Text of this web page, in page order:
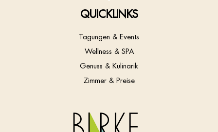
QUICKLINKS
Tagungen & Events
Wellness & SPA
Genuss & Kulinarik
Zimmer & Preise